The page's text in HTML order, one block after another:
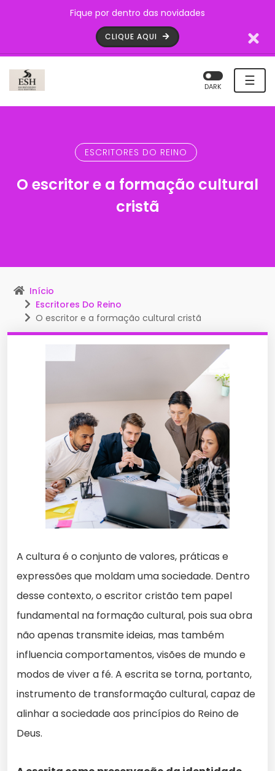
Fique por dentro das novidades
CLIQUE AQUI
☰
DARK
ESCRITORES DO REINO
O escritor e a formação cultural
cristã
Início
Escritores Do Reino
O escritor e a formação cultural cristã
A cultura é o conjunto de valores, práticas e
expressões que moldam uma sociedade. Dentro
desse contexto, o escritor cristão tem papel
fundamental na formação cultural, pois sua obra
não apenas transmite ideias, mas também
influencia comportamentos, visões de mundo e
modos de viver a fé. A escrita se torna, portanto,
instrumento de transformação cultural, capaz de
alinhar a sociedade aos princípios do Reino de
Deus.